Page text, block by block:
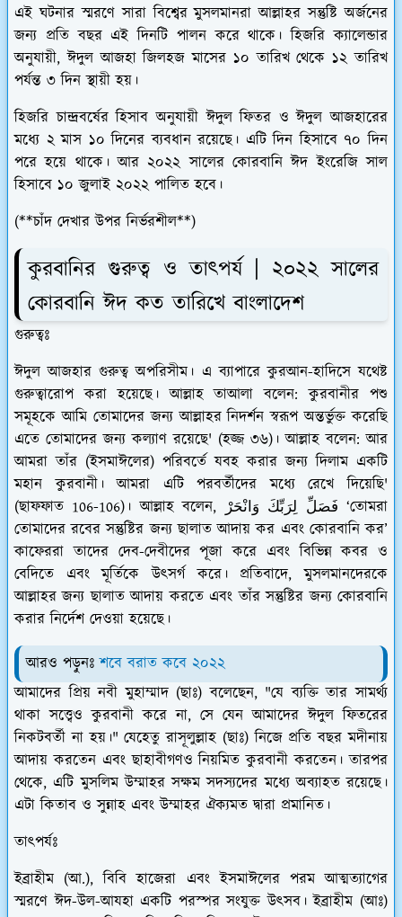
এই ঘটনার স্মরণে সারা বিশ্বের মুসলমানরা আল্লাহর সন্তুষ্টি অর্জনের
জন্য প্রতি বছর এই দিনটি পালন করে থাকে। হিজরি ক্যালেন্ডার
অনুযায়ী, ঈদুল আজহা জিলহজ মাসের ১০ তারিখ থেকে ১২ তারিখ
পর্যন্ত ৩ দিন স্থায়ী হয়।
হিজরি চান্দ্রবর্ষের হিসাব অনুযায়ী ঈদুল ফিতর ও ঈদুল আজহারের
মধ্যে ২ মাস ১০ দিনের ব্যবধান রয়েছে। এটি দিন হিসাবে ৭০ দিন
পরে হয়ে থাকে। আর ২০২২ সালের কোরবানি ঈদ ইংরেজি সাল
হিসাবে ১০ জুলাই ২০২২ পালিত হবে।
(**চাঁদ দেখার উপর নির্ভরশীল**)
কুরবানির গুরুত্ব ও তাৎপর্য | ২০২২ সালের
কোরবানি ঈদ কত তারিখে বাংলাদেশ
গুরুত্বঃ
ঈদুল আজহার গুরুত্ব অপরিসীম। এ ব্যাপারে কুরআন-হাদিসে যথেষ্ট
গুরুত্বারোপ করা হয়েছে। আল্লাহ তাআলা বলেন: কুরবানীর পশু
সমূহকে আমি তোমাদের জন্য আল্লাহর নিদর্শন স্বরূপ অন্তর্ভুক্ত করেছি
এতে তোমাদের জন্য কল্যাণ রয়েছে' (হজ্জ ৩৬)। আল্লাহ বলেন: আর
আমরা তাঁর (ইসমাঈলের) পরিবর্তে যবহ করার জন্য দিলাম একটি
মহান কুরবানী। আমরা এটি পরবর্তীদের মধ্যে রেখে দিয়েছি'
(ছাফফাত 106-106)। আল্লাহ বলেন, فَصَلِّ لِرَبِّكَ وَانْحَرْ ‘তোমরা
তোমাদের রবের সন্তুষ্টির জন্য ছালাত আদায় কর এবং কোরবানি কর’
কাফেররা তাদের দেব-দেবীদের পূজা করে এবং বিভিন্ন কবর ও
বেদিতে এবং মূর্তিকে উৎসর্গ করে। প্রতিবাদে, মুসলমানদেরকে
আল্লাহর জন্য ছালাত আদায় করতে এবং তাঁর সন্তুষ্টির জন্য কোরবানি
করার নির্দেশ দেওয়া হয়েছে।
আরও পড়ুনঃশবে বরাত কবে ২০২২
আমাদের প্রিয় নবী মুহাম্মাদ (ছাঃ) বলেছেন, "যে ব্যক্তি তার সামর্থ্য
থাকা সত্ত্বেও কুরবানী করে না, সে যেন আমাদের ঈদুল ফিতরের
নিকটবর্তী না হয়।" যেহেতু রাসূলুল্লাহ (ছাঃ) নিজে প্রতি বছর মদীনায়
আদায় করতেন এবং ছাহাবীগণও নিয়মিত কুরবানী করতেন। তারপর
থেকে, এটি মুসলিম উম্মাহর সক্ষম সদস্যদের মধ্যে অব্যাহত রয়েছে।
এটা কিতাব ও সুন্নাহ এবং উম্মাহর ঐক্যমত দ্বারা প্রমানিত।
তাৎপর্যঃ
ইব্রাহীম (আ.), বিবি হাজেরা এবং ইসমাঈলের পরম আত্মত্যাগের
স্মরণে ঈদ-উল-আযহা একটি পরস্পর সংযুক্ত উৎসব। ইব্রাহীম (আঃ)